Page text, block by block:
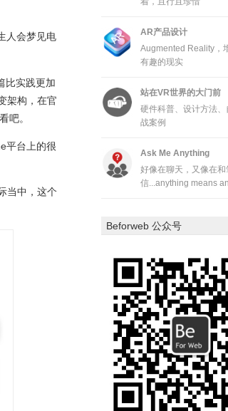
人会梦见电
比实践更加
架构，在官
吧。
平台上的很
当中，这个
AR产品设计
Augmented Reality，
有趣的现实
站在VR世界的大门前
硬件科普、设计方法
战案例
Ask Me Anything
好像在聊天，又像在和
信...anything means
Beforweb 公众号